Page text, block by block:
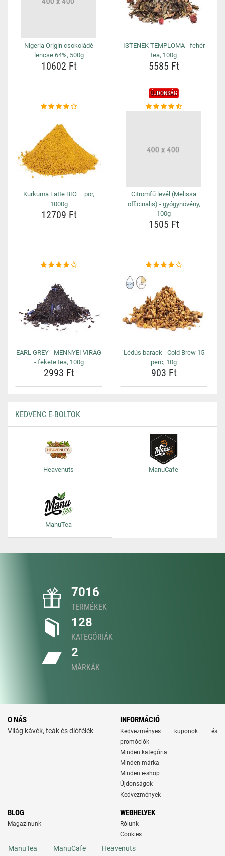
Nigeria Origin csokoládé
lencse 64%, 500g
10602 Ft
ISTENEK TEMPLOMA - fehér
tea, 100g
5585 Ft
Kurkuma Latte BIO – por,
1000g
12709 Ft
ÚJDONSÁG
Citromfű levél (Melissa
officinalis) - gyógynövény,
100g
1505 Ft
EARL GREY - MENNYEI VIRÁG
- fekete tea, 100g
2993 Ft
Lédús barack - Cold Brew 15
perc, 10g
903 Ft
KEDVENC E-BOLTOK
Heavenuts ManuCafe
ManuTea
7016
TERMÉKEK
128
KATEGÓRIÁK
2
MÁRKÁK
O NÁS
Világ kávék, teák és diófélék
INFORMÁCIÓ
Kedvezményes kuponok és
promóciók
Minden kategória
Minden márka
Minden e-shop
Újdonságok
Kedvezmények
BLOG
Magazinunk
WEBHELYEK
Rólunk
Cookies
ManuTea ManuCafe Heavenuts